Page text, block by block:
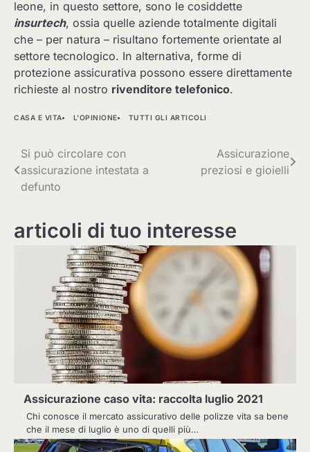
leone, in questo settore, sono le cosiddette
insurtech, ossia quelle aziende totalmente digitali
che – per natura – risultano fortemente orientate al
settore tecnologico. In alternativa, forme di
protezione assicurativa possono essere direttamente
richieste al nostro rivenditore telefonico.
CASA E VITA L'OPINIONE TUTTI GLI ARTICOLI
Navigazione
articoli
Si può circolare con
assicurazione intestata a
defunto
Assicurazione
preziosi e gioielli
articoli di tuo interesse
Assicurazione caso vita: raccolta luglio 2021
Chi conosce il mercato assicurativo delle polizze vita sa bene
che il mese di luglio è uno di quelli più…